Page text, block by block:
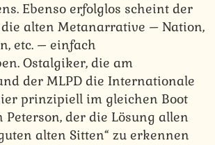
Ebenso erfolglos scheint der
die alten Metanarrative – Nation,
etc. – einfach
Ostalgiker, die am
der MLPD die Internationale
prinzipiell im gleichen Boot
der die Lösung allen
alten Sitten“ zu erkennen